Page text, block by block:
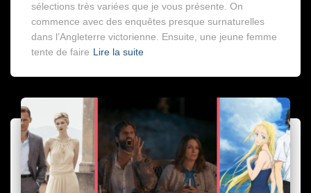
sélections très variées que je vous présente. On
commence avec des enquêtes presque surnaturelles
dans l’Angleterre victorienne. Ensuite, une jeune femme
tente de faire Lire la suite